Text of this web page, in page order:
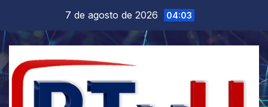
contenido
7 de agosto de 2026 04:03